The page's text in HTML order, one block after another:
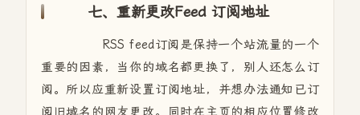
七、重新更改Feed 订阅地址
RSS feed订阅是保持一个站流量的一个
重要的因素，当你的域名都更换了，别人还怎么订
阅。所以应重新设置订阅地址，并想办法通知已订
阅旧域名的网友更改。同时在主页的相应位置修改